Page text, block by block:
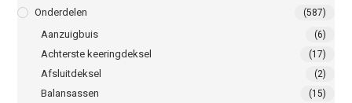
Onderdelen (587)
Aanzuigbuis (6)
Achterste keeringdeksel (17)
Afsluitdeksel (2)
Balansassen (15)